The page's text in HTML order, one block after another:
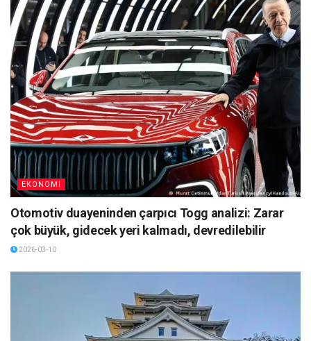
EKONOMI
Otomotiv duayeninden çarpıcı Togg analizi: Zarar
çok büyük, gidecek yeri kalmadı, devredilebilir
2026-03-10